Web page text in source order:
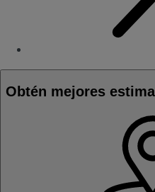
Obtén mejores